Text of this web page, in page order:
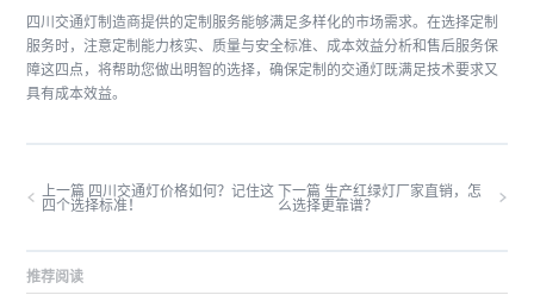
四川交通灯制造商提供的定制服务能够满足多样化的市场需求。在选择定制
服务时，注意定制能力核实、质量与安全标准、成本效益分析和售后服务保
障这四点，将帮助您做出明智的选择，确保定制的交通灯既满足技术要求又
具有成本效益。
上一篇 四川交通灯价格如何？记住这
四个选择标准！
下一篇 生产红绿灯厂家直销，怎
么选择更靠谱？
推荐阅读